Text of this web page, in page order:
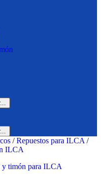
/ Repuestos para ILCA /
ILCA